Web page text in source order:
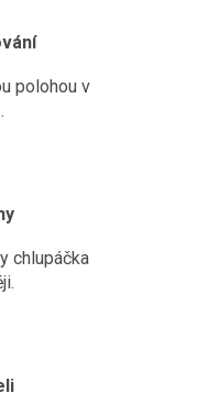
polohou v
chlupáčka